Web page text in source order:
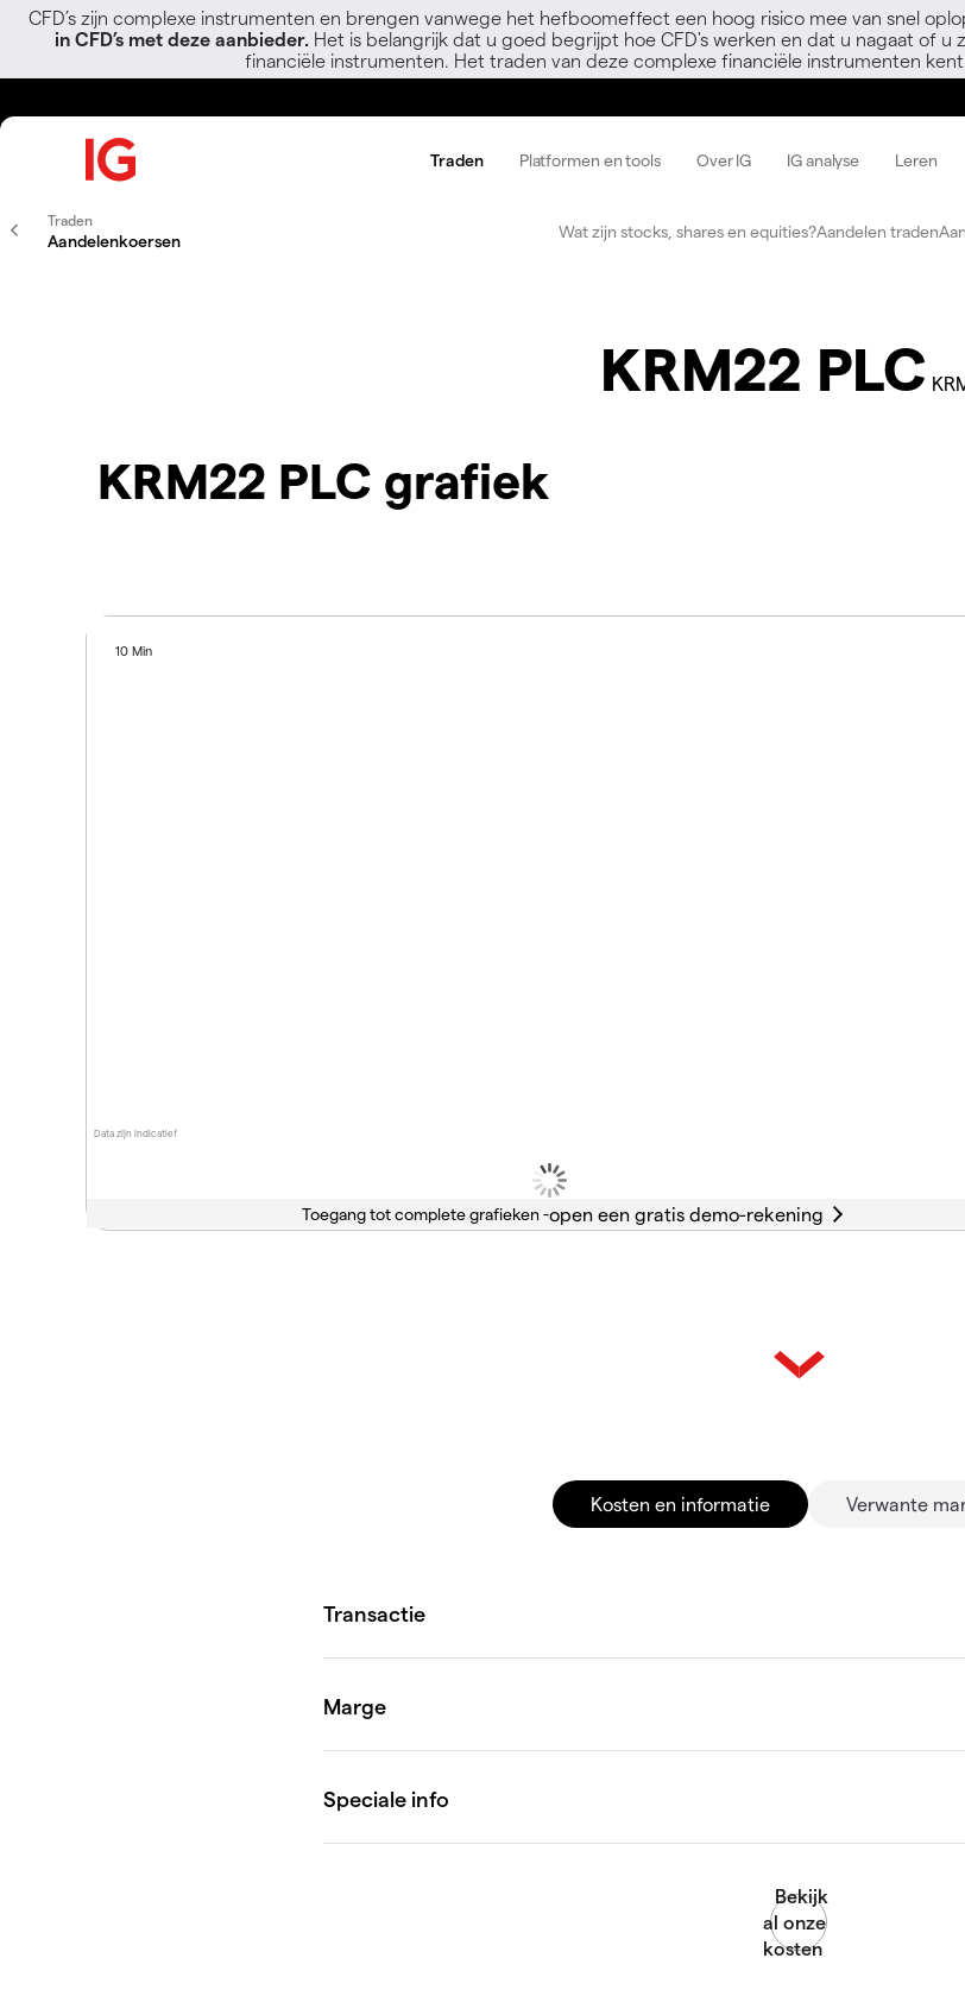
CFD’s zijn complexe instrumenten en brengen vanwege het hefboomeffect een hoog risico mee van snel
in CFD’s met deze aanbieder. Het is belangrijk dat u goed begrijpt hoe CFD's werken en dat u nagaat of
financiële instrumenten. Het traden van deze complexe financiële instrumenten
Traden Platformen en tools Over IG IG analyse Leren
Traden
Aandelenkoersen Wat zijn stocks, shares en equities?Aandelen traden
KRM22 PLC
KRM22 PLC grafiek
Data zijn indicatief
10 Min
Toegang tot complete grafieken -
Kosten en informatie Verwante